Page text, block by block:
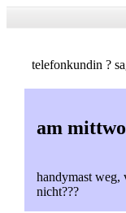
telefonkundin ?
am
handymast weg,
nicht???